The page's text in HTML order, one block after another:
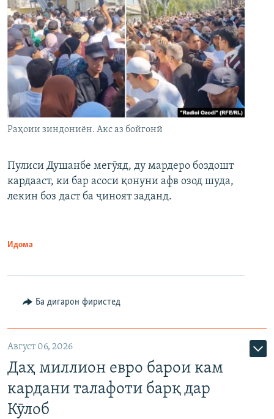
Раҳоии зиндониён. Акс аз бойгонӣ
Пулиси Душанбе мегӯяд, ду мардеро боздошт
кардааст, ки бар асоси қонуни афв озод шуда,
лекин боз даст ба ҷиноят заданд.
Идома
Ба дигарон фиристед
Август 06, 2026
Даҳ миллион евро барои кам
кардани талафоти барқ дар
Кӯлоб